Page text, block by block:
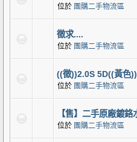
位於 團購二手物流區
徵求....
位於 團購二手物流區
((徵))2.0S 5D((黃色
位於 團購二手物流區
【售】二手原廠鍍鉻
位於 團購二手物流區